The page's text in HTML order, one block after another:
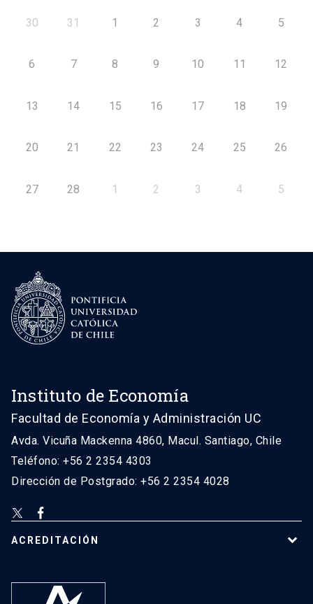
30 31 1 2 3 4 5
6 7 8 9 10 11 12
13 14 15 16 17 18 19
20 21 22 23 24 25 26
27 28 1 2 3 4 5
Instituto de Economía
Facultad de Economía y Administración UC
Avda. Vicuña Mackenna 4860, Macul. Santiago, Chile
Teléfono: +56 2 2354 4303
Dirección de Postgrado: +56 2 2354 4028
ACREDITACIÓN